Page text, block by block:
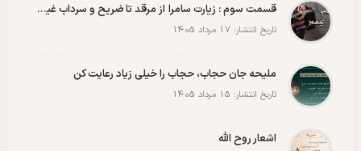
قسمت سوم : زیارت سامرا از مرقد تا ضریح و سرداب غیبت امام زمان عجل الله رو با عشق ببینید
تاریخ انتشار: 17 مرداد 1405
ملیحه جان حجاب، حجاب را خیلی زیاد رعایت کن
تاریخ انتشار: 15 مرداد 1405
اشعار روح الله